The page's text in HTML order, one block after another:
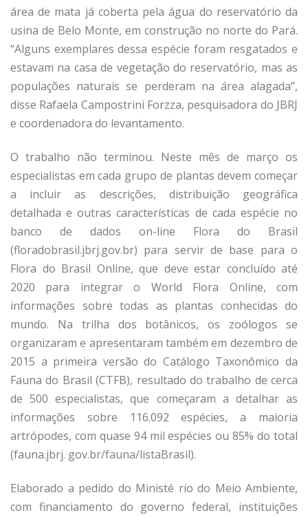
área de mata já coberta pela água do reservatório da
usina de Belo Monte, em construção no norte do Pará.
“Alguns exemplares dessa espécie foram resgatados e
estavam na casa de vegetação do reservatório, mas as
populações naturais se perderam na área alagada”,
disse Rafaela Campostrini Forzza, pesquisadora do JBRJ
e coordenadora do levantamento.
O trabalho não terminou. Neste mês de março os
especialistas em cada grupo de plantas devem começar
a incluir as descrições, distribuição geográfica
detalhada e outras características de cada espécie no
banco de dados on-line Flora do Brasil
(floradobrasil.jbrj.gov.br) para servir de base para o
Flora do Brasil Online, que deve estar concluído até
2020 para integrar o World Flora Online, com
informações sobre todas as plantas conhecidas do
mundo. Na trilha dos botânicos, os zoólogos se
organizaram e apresentaram também em dezembro de
2015 a primeira versão do Catálogo Taxonômico da
Fauna do Brasil (CTFB), resultado do trabalho de cerca
de 500 especialistas, que começaram a detalhar as
informações sobre 116.092 espécies, a maioria
artrópodes, com quase 94 mil espécies ou 85% do total
(fauna.jbrj. gov.br/fauna/listaBrasil).
Elaborado a pedido do Ministé­ rio do Meio Ambiente,
com financiamento do governo federal, instituições